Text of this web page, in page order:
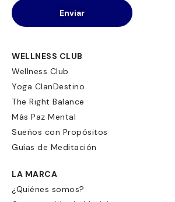
Enviar
WELLNESS CLUB
Wellness Club
Yoga ClanDestino
The Right Balance
Más Paz Mental
Sueños con Propósitos
Guías de Meditación
LA MARCA
¿Quiénes somos?